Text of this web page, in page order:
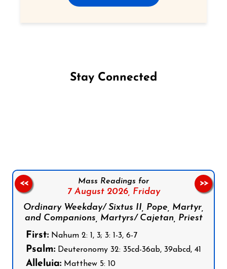
Stay Connected
Mass Readings for
7 August 2026, Friday
Ordinary Weekday/ Sixtus II, Pope, Martyr,
and Companions, Martyrs/ Cajetan, Priest
First: Nahum 2: 1, 3; 3: 1-3, 6-7
Psalm: Deuteronomy 32: 35cd-36ab, 39abcd, 41
Alleluia: Matthew 5: 10
<< >>